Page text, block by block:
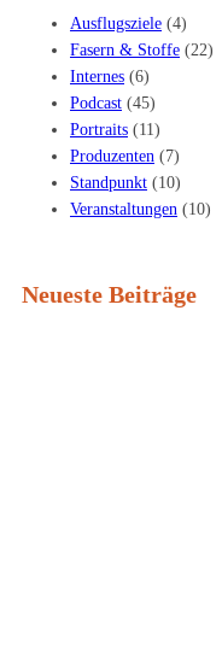
Ausflugsziele (4)
Fasern & Stoffe (22)
Internes (6)
Podcast (45)
Portraits (11)
Produzenten (7)
Standpunkt (10)
Veranstaltungen (10)
Neueste Beiträge